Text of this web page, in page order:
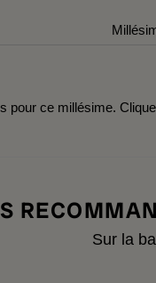
pour ce millésime.
Sur la